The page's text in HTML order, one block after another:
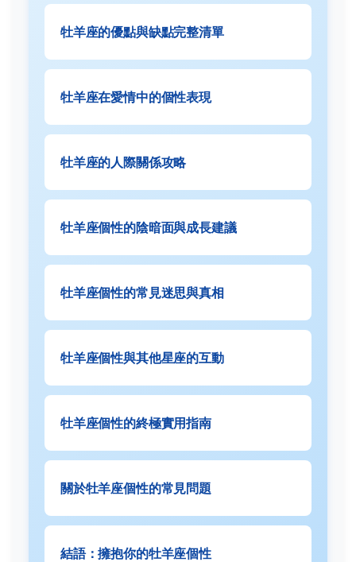
牡羊座的優點與缺點完整清單
牡羊座在愛情中的個性表現
牡羊座的人際關係攻略
牡羊座個性的陰暗面與成長建議
牡羊座個性的常見迷思與真相
牡羊座個性與其他星座的互動
牡羊座個性的終極實用指南
關於牡羊座個性的常見問題
結語：擁抱你的牡羊座個性